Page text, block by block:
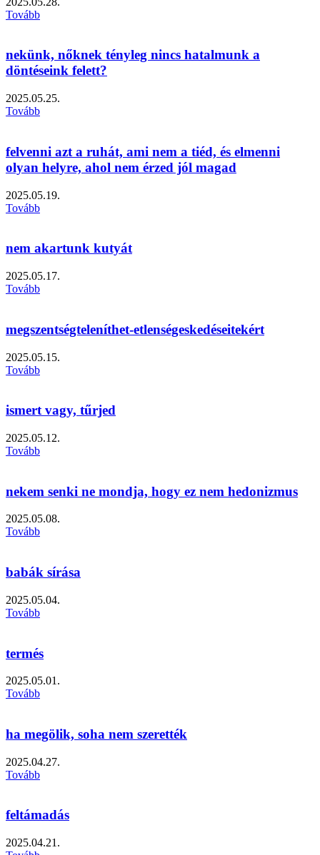
Tovább
nekünk, nőknek tényleg nincs hatalmunk a
döntéseink felett?
2025.05.25.
Tovább
felvenni azt a ruhát, ami nem a tiéd, és elmenni
olyan helyre, ahol nem érzed jól magad
2025.05.19.
Tovább
nem akartunk kutyát
2025.05.17.
Tovább
megszentségteleníthet-etlenségeskedéseitekért
2025.05.15.
Tovább
ismert vagy, tűrjed
2025.05.12.
Tovább
nekem senki ne mondja, hogy ez nem hedonizmus
2025.05.08.
Tovább
babák sírása
2025.05.04.
Tovább
termés
2025.05.01.
Tovább
ha megölik, soha nem szerették
2025.04.27.
Tovább
feltámadás
2025.04.21.